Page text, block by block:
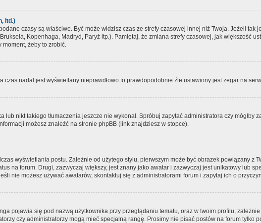
itd.)
czasy są właściwe. Być może widzisz czas ze strefy czasowej innej niż Twoja. Jeżeli
Kopenhaga, Madryd, Paryż itp.). Pamiętaj, że zmiana strefy czasowej, jak większość
moment, żeby to zrobić.
nadal jest wyświetlany nieprawdłowo to prawdopodobnie źle ustawiony jest zegar na
nikt takiego tłumaczenia jeszcze nie wykonał. Spróbuj zapytać administratora czy mógłby
możesz znaleźć na stronie phpBB (link znajdziesz w stopce).
wyświetlania postu. Zależnie od użytego stylu, pierwszym może być obrazek powiązany z
na forum. Drugi, zazwyczaj większy, jest znany jako awatar i zazwyczaj jest unikatowy lub
nie możesz używać awatarów, skontaktuj się z administratorami forum i zapytaj ich o
pojawia się pod nazwą użytkownika przy przeglądaniu tematu, oraz w twoim profilu,
czy administratorzy mogą mieć specjalną rangę. Prosimy nie pisać postów na forum tylko